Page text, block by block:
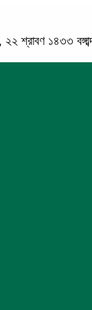
শ্রাবণ ১৪৩৩